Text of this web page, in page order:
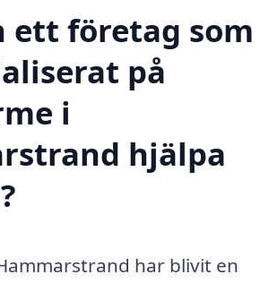
ett företag som
på
i
hjälpa
har blivit en